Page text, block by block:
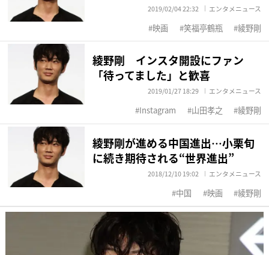
2019/02/04 22:32 エンタメニュース
映画 笑福亭鶴瓶 綾野剛
綾野剛 インスタ開設にファン
「待ってました」と歓喜
2019/01/27 18:29 エンタメニュース
Instagram 山田孝之 綾野剛
綾野剛が進める中国進出…小栗旬
に続き期待される“世界進出”
2018/12/10 19:02 エンタメニュース
中国 映画 綾野剛